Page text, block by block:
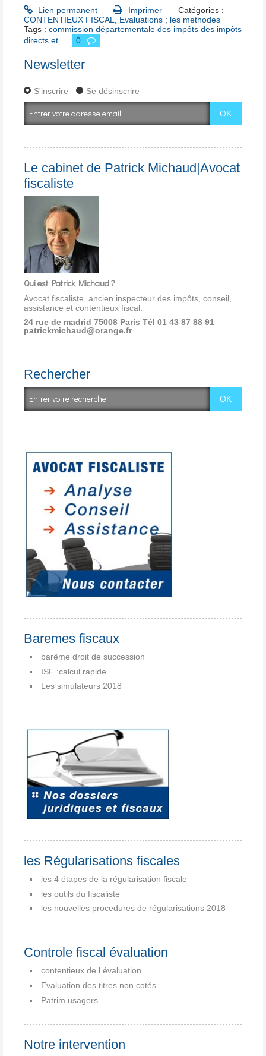
Lien permanent Imprimer
Catégories :
CONTENTIEUX FISCAL
Evaluations ; les methodes
Tags : commission départementale des impôts des impôts
directs et
0
Newsletter
S'inscrire Se désinscrire
Le cabinet de Patrick Michaud|Avocat
fiscaliste
Qui est Patrick Michaud ?
Avocat fiscaliste, ancien inspecteur des impôts, conseil,
assistance et contentieux fiscal.
24 rue de madrid 75008 Paris Tél 01 43 87 88 91
patrickmichaud@orange.fr
Rechercher
Baremes fiscaux
barême droit de succession
ISF :calcul rapide
Les simulateurs 2018
les Régularisations fiscales
les 4 étapes de la régularisation fiscale
les outils du fiscaliste
les nouvelles procedures de régularisations 2018
Controle fiscal évaluation
contentieux de l évaluation
Evaluation des titres non cotés
Patrim usagers
Notre intervention